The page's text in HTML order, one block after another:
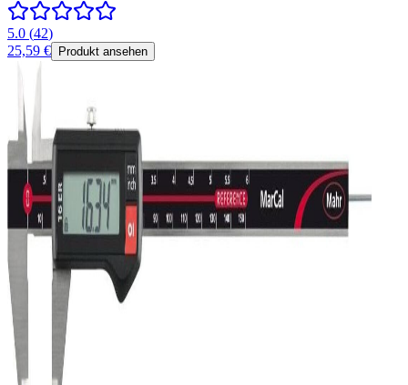
5.0 (42)
25,59 €
Produkt ansehen